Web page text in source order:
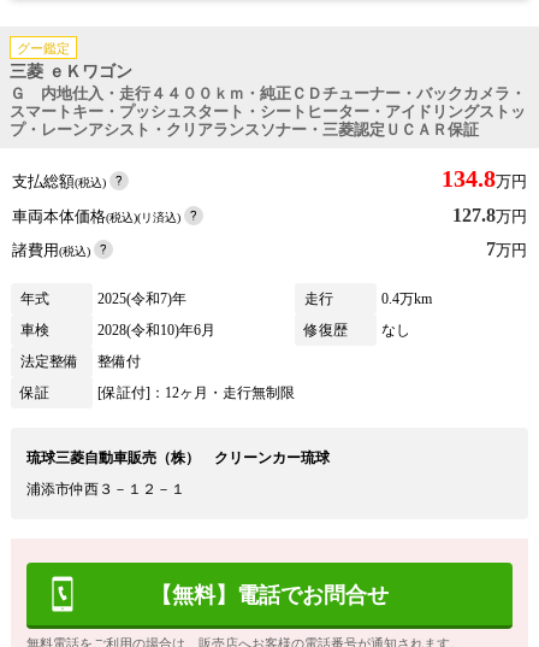
グー鑑定
三菱 ｅＫワゴン
Ｇ 内地仕入・走行４４００ｋｍ・純正ＣＤチューナー・バックカメラ・
スマートキー・プッシュスタート・シートヒーター・アイドリングストッ
プ・レーンアシスト・クリアランスソナー・三菱認定ＵＣＡＲ保証
支払総額(税込) 134.8万円
車両本体価格(税込)(リ済込) 127.8万円
諸費用(税込) 7万円
年式 2025(令和7)年 走行
0.4万km
車検
2028(令和10)年6月 修復歴
なし
法定整備
整備付
保証
[保証付]：12ヶ月・走行無制限
琉球三菱自動車販売（株） クリーンカー琉球
浦添市仲西３－１２－１
【無料】電話でお問合せ
無料電話をご利用の場合は、販売店へお客様の電話番号が通知されます。